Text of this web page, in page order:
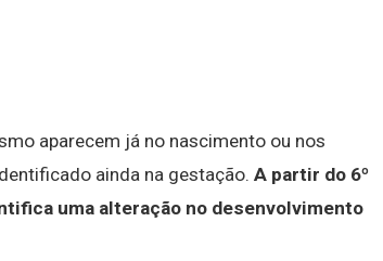
aparecem já no nascimento ou nos
ainda na gestação. A partir do 6º
uma alteração no desenvolvimento